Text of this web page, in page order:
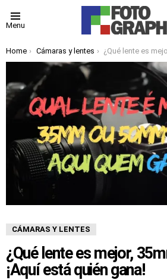
Menu
You are here:
Home Cámaras y lentes ¿Qué lente es mejor, 35mm o 50mm? ¡Aquí está quién gana!
CÁMARAS Y LENTES
¿Qué lente es mejor,
¡Aquí está quién gana!